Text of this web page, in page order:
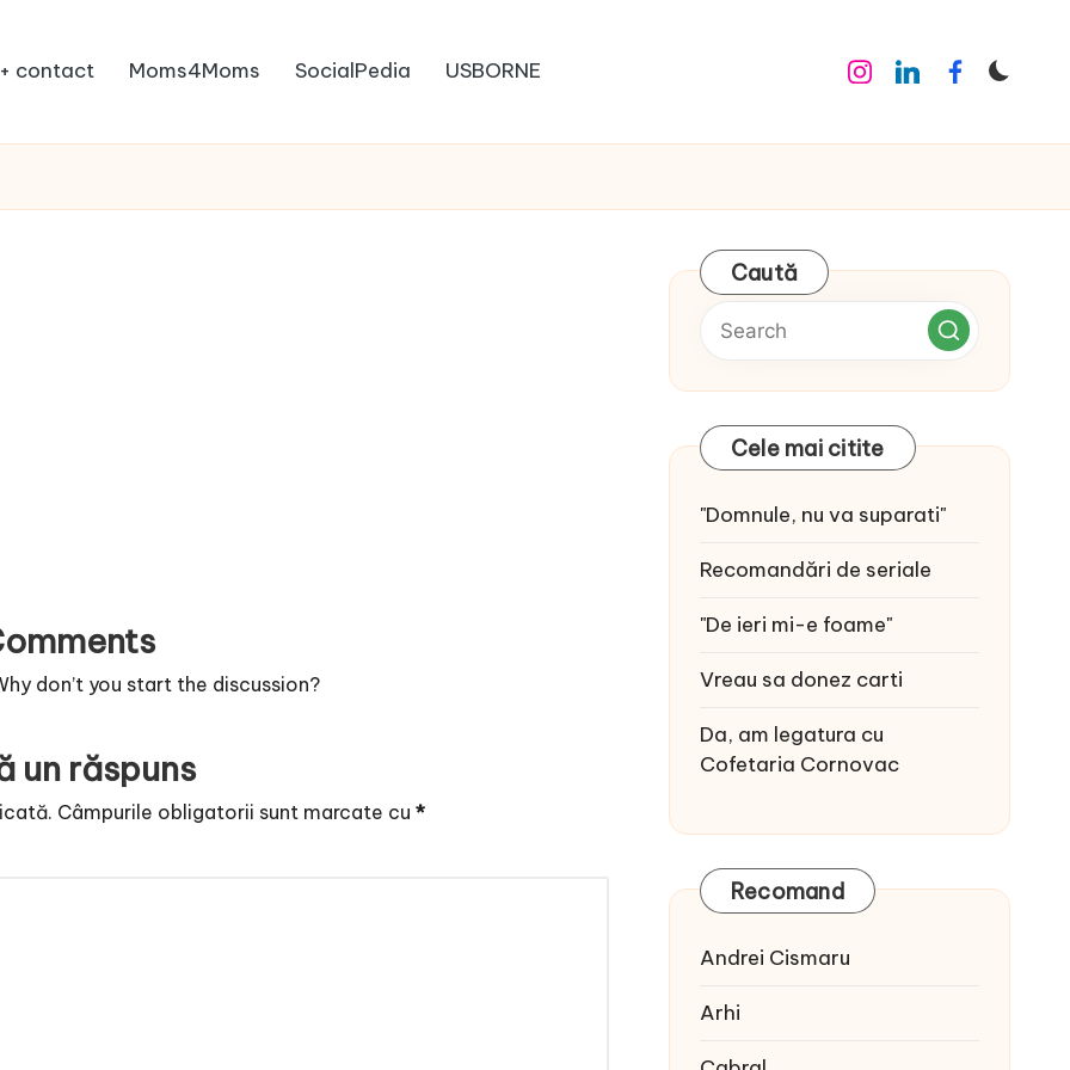
contact Moms4Moms SocialPedia USBORNE Instagram
LinkedinFacebook
don’t you start the discussion?
un răspuns
Câmpurile obligatorii sunt marcate cu *
Caută
Cele mai citite
"Domnule, nu va suparati"
Recomandări de seriale
"De ieri mi-e foame"
Vreau sa donez carti
Da, am legatura cu
Cofetaria Cornovac
Recomand
Andrei Cismaru
Arhi